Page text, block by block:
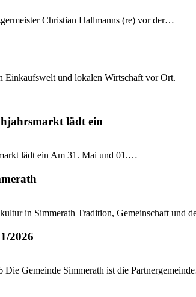
Christian Hallmanns (re) vor der…
Einkaufswelt und lokalen Wirtschaft vor Ort.
lädt ein
lädt ein Am 31. Mai und 01.…
in Simmerath Tradition, Gemeinschaft und
2026
Die Gemeinde Simmerath ist die